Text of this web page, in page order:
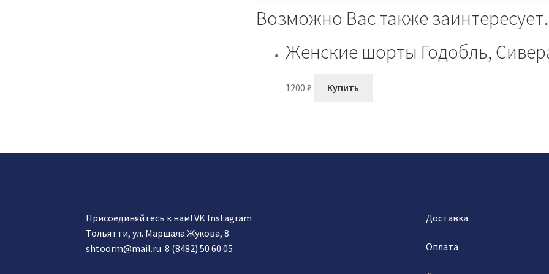
Возможно Вас также
Женские шорты Годобль,
1200 ₽ Купить
Присоединяйтесь к нам!VK Instagram
Тольятти, ул. Маршала Жукова, 8
shtoorm@mail.ru 8 (8482) 50 60 05
Доставка
Оплата